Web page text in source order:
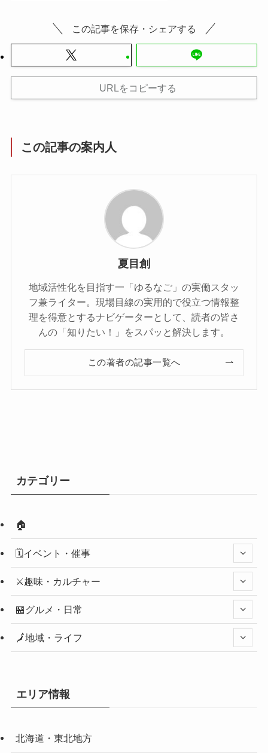
この記事を保存・シェアする
URLをコピーする
この記事の案内人
夏目創
地域活性化を目指す一「ゆるなご」の実働スタッ
フ兼ライター。現場目線の実用的で役立つ情報整
理を得意とするナビゲーターとして、読者の皆さ
んの「知りたい！」をスパッと解決します。
この著者の記事一覧へ
カテゴリー
🏠
🗓️イベント・催事
⚔️趣味・カルチャー
🏪グルメ・日常
🗾地域・ライフ
エリア情報
北海道・東北地方